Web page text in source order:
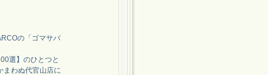
の「ゴマサバ
選】のひとつと
まわぬ代官山店に